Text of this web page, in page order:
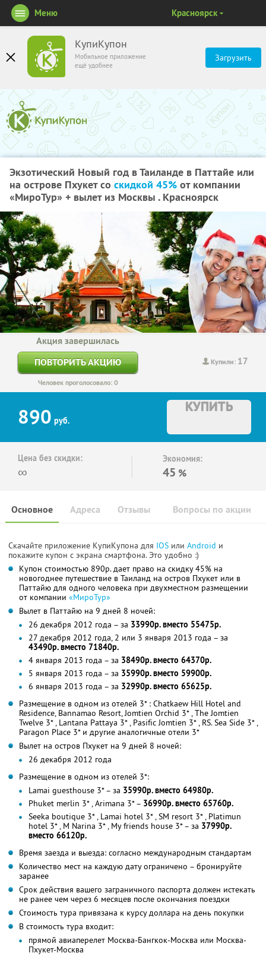
КупиКупон
Мобильное приложение
ещё удобнее
Загрузить
Меню Красноярск
Экзотический Новый год в Таиланде в Паттайе или
на острове Пхукет со скидкой 45% от компании
«МироТур» + вылет из Москвы . Красноярск
Купили: 17
Акция завершилась
ПОВТОРИТЬ АКЦИЮ
Человек проголосовало: 0
890 руб.
КУПИТЬ
Цена без скидки:
∞
Экономия:
45 %
Основное Отзывы Вопросы по акции
Адреса
Скачайте приложение КупиКупона для IOS или Android и
покажите купон с экрана смартфона. Это удобно :)
Купон стоимостью 890р. дает право на скидку 45% на
новогоднее путешествие в Таиланд на остров Пхукет или в
Паттайю для одного человека при двухместном размещении
от компании «МироТур»
Вылет в Паттайю на 9 дней 8 ночей:
26 декабря 2012 года – за 33990р. вместо 55475р.
27 декабря 2012 года, 2 или 3 января 2013 года – за
43490р. вместо 71840р.
4 января 2013 года – за 38490р. вместо 64370р.
5 января 2013 года – за 35990р. вместо 59900р.
6 января 2013 года – за 32990р. вместо 65625р.
Размещение в одном из отелей 3* : Chatkaew Hill Hotel and
Residence, Bannamao Resort, Jomtien Orchid 3* , The Jomtien
Twelve 3* , Lantana Pattaya 3* , Pasific Jomtien 3* , RS. Sea Side 3* ,
Paragon Place 3* и другие аналогичные отели 3*
Вылет на остров Пхукет на 9 дней 8 ночей:
26 декабря 2012 года
Размещение в одном из отелей 3*:
Lamai guesthouse 3* – за 35990р. вместо 64980р.
Phuket merlin 3* , Arimana 3* – 36990р. вместо 65760р.
Seeka boutique 3* , Lamai hotel 3* , SM resort 3* , Platimun
hotel 3* , M Narina 3* , My friends house 3* – за 37990р.
вместо 66120р.
Время заезда и выезда: согласно международным стандартам
Количество мест на каждую дату ограничено – бронируйте
заранее
Срок действия вашего заграничного паспорта должен истекать
не ранее чем через 6 месяцев после окончания поездки
Стоимость тура привязана к курсу доллара на день покупки
В стоимость тура входит:
прямой авиаперелет Москва-Бангкок-Москва или Москва-
Пхукет-Москва